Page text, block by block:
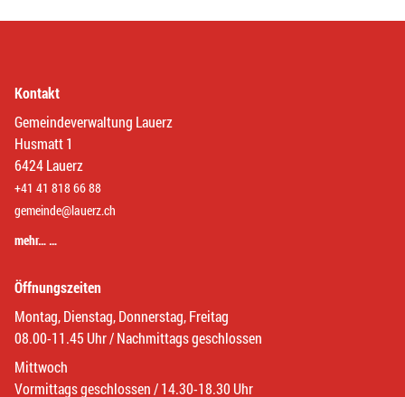
Kontakt
Gemeindeverwaltung Lauerz
Husmatt 1
6424 Lauerz
+41 41 818 66 88
gemeinde@lauerz.ch
mehr… …
Öffnungszeiten
Montag, Dienstag, Donnerstag, Freitag
08.00-11.45 Uhr / Nachmittags geschlossen
Mittwoch
Vormittags geschlossen / 14.30-18.30 Uhr